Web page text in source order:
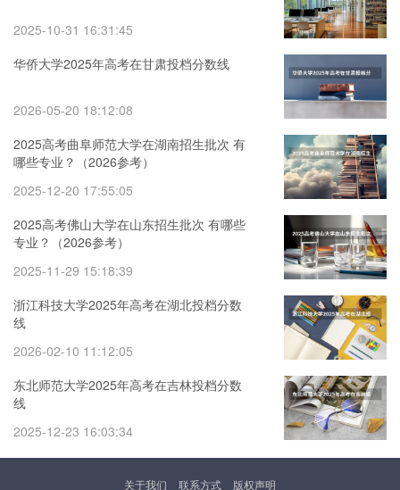
2025-10-31 16:31:45
华侨大学2025年高考在甘肃投档分数线
2026-05-20 18:12:08
2025高考曲阜师范大学在湖南招生批次 有
哪些专业？（2026参考）
2025-12-20 17:55:05
2025高考佛山大学在山东招生批次 有哪些
专业？（2026参考）
2025-11-29 15:18:39
浙江科技大学2025年高考在湖北投档分数
线
2026-02-10 11:12:05
东北师范大学2025年高考在吉林投档分数
线
2025-12-23 16:03:34
关于我们 联系方式 版权声明